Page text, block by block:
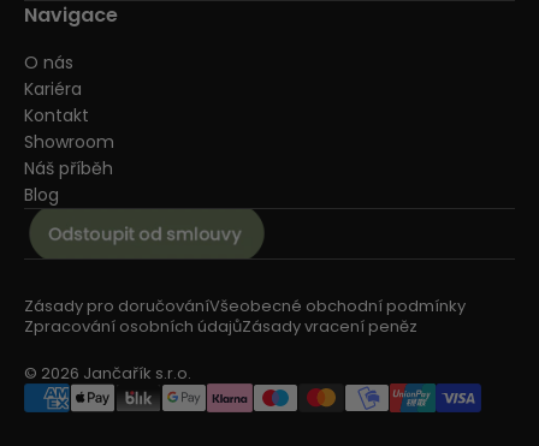
Navigace
O nás
Kariéra
Kontakt
Showroom
Náš příběh
Blog
Zásady pro doručováníVšeobecné obchodní podmínky
Zpracování osobních údajůZásady vracení peněz
© 2026 Jančařík s.r.o.